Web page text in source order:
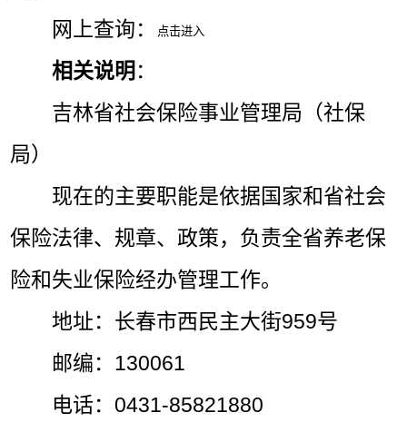
网上查询：
相关说明 ：
吉林省社会保险事业管理局（社保
局）
现在的主要职能是依据国家和省社会
保险法律、规章、政策，负责全省养老保
险和失业保险经办管理工作。
地址：长春市西民主大街959号
邮编：130061
电话：0431-85821880